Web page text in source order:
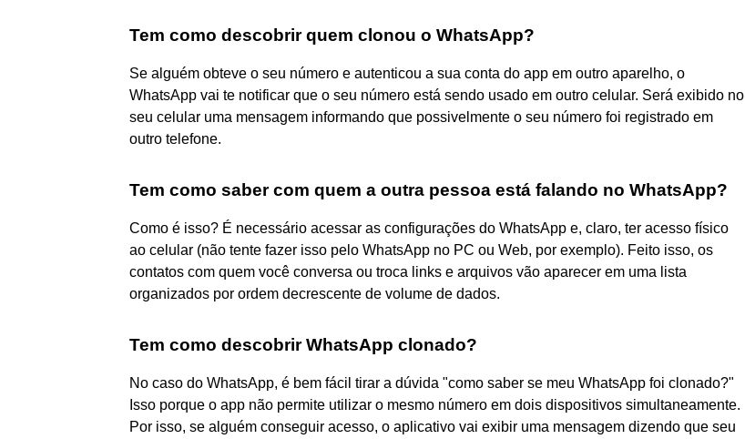
Tem como descobrir quem clonou o WhatsApp?
Se alguém obteve o seu número e autenticou a sua conta do app em outro aparelho, o
WhatsApp vai te notificar que o seu número está sendo usado em outro celular. Será exibido no
seu celular uma mensagem informando que possivelmente o seu número foi registrado em
outro telefone.
Tem como saber com quem a outra pessoa está falando no WhatsApp?
Como é isso? É necessário acessar as configurações do WhatsApp e, claro, ter acesso físico
ao celular (não tente fazer isso pelo WhatsApp no PC ou Web, por exemplo). Feito isso, os
contatos com quem você conversa ou troca links e arquivos vão aparecer em uma lista
organizados por ordem decrescente de volume de dados.
Tem como descobrir WhatsApp clonado?
No caso do WhatsApp, é bem fácil tirar a dúvida "como saber se meu WhatsApp foi clonado?"
Isso porque o app não permite utilizar o mesmo número em dois dispositivos simultaneamente.
Por isso, se alguém conseguir acesso, o aplicativo vai exibir uma mensagem dizendo que seu